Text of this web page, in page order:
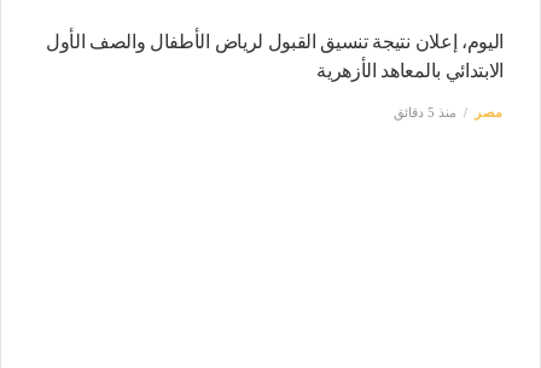
اليوم، إعلان نتيجة تنسيق القبول لرياض الأطفال والصف الأول
الابتدائي بالمعاهد الأزهرية
مصر منذ 5 دقائق